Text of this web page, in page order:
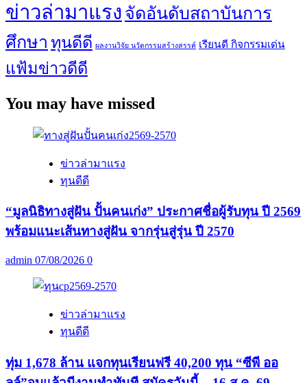
ข่าวล่ามาแรง จัดอันดับสถาบันการ
ศึกษา ทุนดีดี ผลงานวิจัย นวัตกรรมสร้างสรรค์ เรียนดี กิจกรรมเด่น
แฟ้มข่าวดีดี
You may have missed
ข่าวล่ามาแรง
ทุนดีดี
“มูลนิธิทางสู่ฝัน ปั้นคนเก่ง” ประกาศชื่อผู้รับทุน ปี 2569
พร้อมแนะเส้นทางสู่ฝัน จากรุ่นสู่รุ่น ปี 2570
admin 07/08/2026 0
ข่าวล่ามาแรง
ทุนดีดี
ทุ่ม 1,678 ล้าน แจกทุนเรียนฟรี 40,200 ทุน “ซีพี ออ